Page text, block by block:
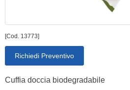
[Cod. 13773]
Richiedi Preventivo
Cuffia doccia biodegradabile